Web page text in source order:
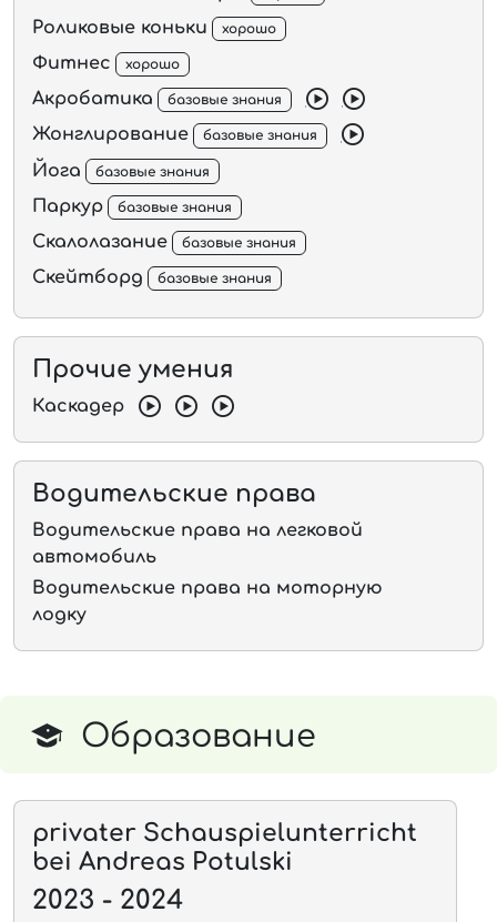
Роликовые коньки хорошо
Фитнес хорошо
Акробатика базовые знания
Жонглирование базовые знания
Йога базовые знания
Паркур базовые знания
Скалолазание базовые знания
Скейтборд базовые знания
Прочие умения
Каскадер
Водительские права
Водительские права на легковой
автомобиль
Водительские права на моторную
лодку
Образование
privater Schauspielunterricht
bei Andreas Potulski
2023 - 2024